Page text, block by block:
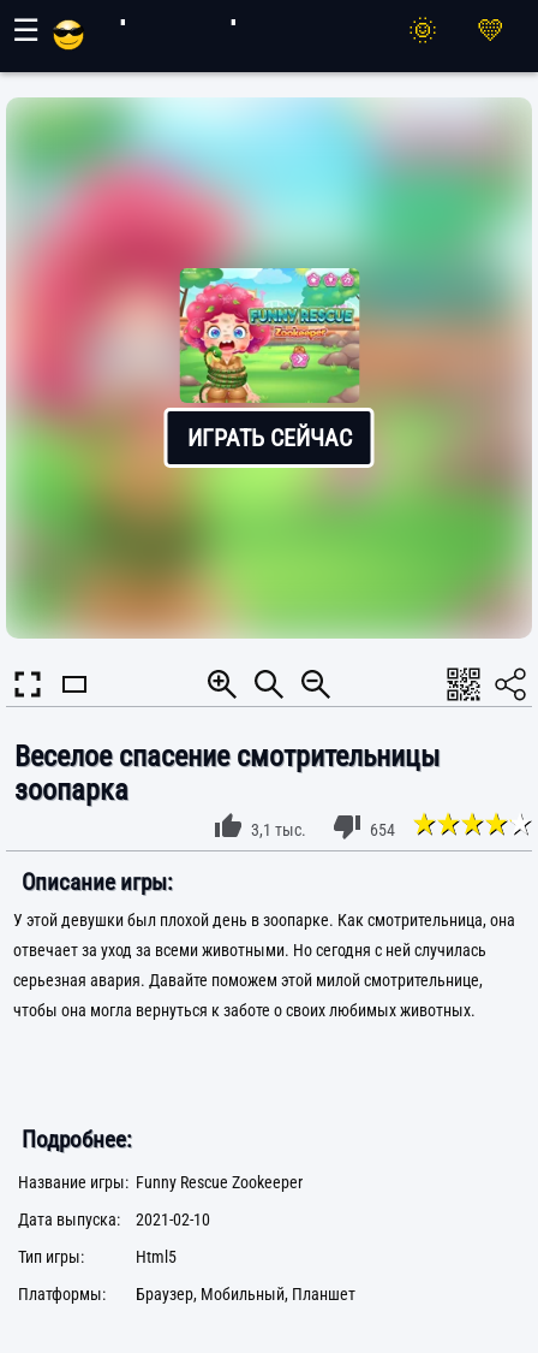
☰
ИГРАТЬ СЕЙЧАС
Веселое спасение смотрительницы
зоопарка
3,1 тыс. 654
Описание игры:
У этой девушки был плохой день в зоопарке. Как смотрительница, она
отвечает за уход за всеми животными. Но сегодня с ней случилась
серьезная авария. Давайте поможем этой милой смотрительнице,
чтобы она могла вернуться к заботе о своих любимых животных.
Подробнее:
Название игры: Funny Rescue Zookeeper
Дата выпуска:
2021-02-10
Тип игры:
Html5
Платформы:
Браузер, Мобильный, Планшет